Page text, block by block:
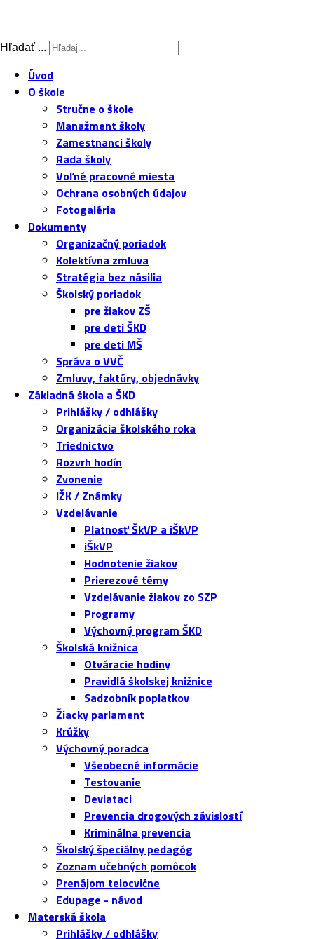
Hľadať ...
Úvod
O škole
Stručne o škole
Manažment školy
Zamestnanci školy
Rada školy
Voľné pracovné miesta
Ochrana osobných údajov
Fotogaléria
Dokumenty
Organizačný poriadok
Kolektívna zmluva
Stratégia bez násilia
Školský poriadok
pre žiakov ZŠ
pre deti ŠKD
pre deti MŠ
Správa o VVČ
Zmluvy, faktúry, objednávky
Základná škola a ŠKD
Prihlášky / odhlášky
Organizácia školského roka
Triednictvo
Rozvrh hodín
Zvonenie
IŽK / Známky
Vzdelávanie
Platnosť ŠkVP a iŠkVP
iŠkVP
Hodnotenie žiakov
Prierezové témy
Vzdelávanie žiakov zo SZP
Programy
Výchovný program ŠKD
Školská knižnica
Otváracie hodiny
Pravidlá školskej knižnice
Sadzobník poplatkov
Žiacky parlament
Krúžky
Výchovný poradca
Všeobecné informácie
Testovanie
Deviataci
Prevencia drogových závislostí
Kriminálna prevencia
Školský špeciálny pedagóg
Zoznam učebných pomôcok
Prenájom telocvične
Edupage - návod
Materská škola
Prihlášky / odhlášky